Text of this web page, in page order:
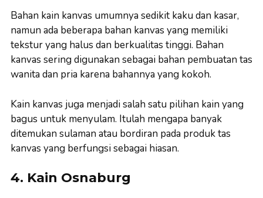
Bahan kain kanvas umumnya sedikit kaku dan kasar,
namun ada beberapa bahan kanvas yang memiliki
tekstur yang halus dan berkualitas tinggi. Bahan
kanvas sering digunakan sebagai bahan pembuatan tas
wanita dan pria karena bahannya yang kokoh.
Kain kanvas juga menjadi salah satu pilihan kain yang
bagus untuk menyulam. Itulah mengapa banyak
ditemukan sulaman atau bordiran pada produk tas
kanvas yang berfungsi sebagai hiasan.
4. Kain Osnaburg